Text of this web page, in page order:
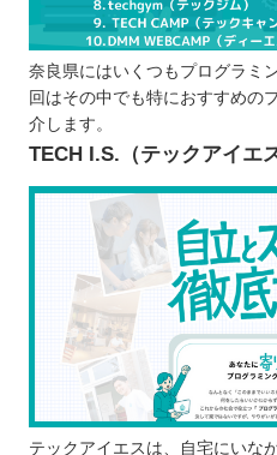
適切な料金と規
就職・転職に強
プログラムスクールで
質問しやすいか
独学と比べて学
IT人材に必要な
プログラムスクールで
最終的なゴー
継続して学べる
する
無料体験などで
する
奈良で自分に合ったプ
奈良県にはいくつもプログラミ
回はその中でも特におすすめの
介します。
TECH I.S.（テックアイエ
テックアイエスは、自宅にいな